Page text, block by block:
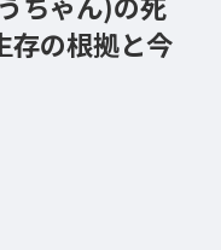
存の根拠と今